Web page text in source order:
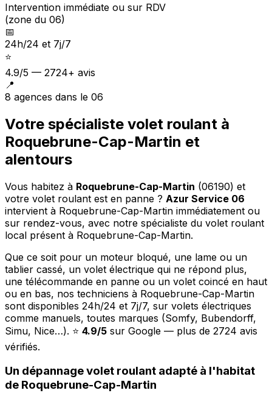
Intervention immédiate ou sur RDV
(zone du 06)
📅
24h/24 et 7j/7
⭐
4.9/5 — 2724+ avis
📍
8 agences dans le 06
Votre spécialiste volet roulant à
Roquebrune-Cap-Martin et
alentours
Vous habitez à Roquebrune-Cap-Martin (06190) et
votre volet roulant est en panne ? Azur Service 06
intervient à Roquebrune-Cap-Martin immédiatement ou
sur rendez-vous, avec notre spécialiste du volet roulant
local présent à Roquebrune-Cap-Martin.
Que ce soit pour un moteur bloqué, une lame ou un
tablier cassé, un volet électrique qui ne répond plus,
une télécommande en panne ou un volet coincé en haut
ou en bas, nos techniciens à Roquebrune-Cap-Martin
sont disponibles 24h/24 et 7j/7, sur volets électriques
comme manuels, toutes marques (Somfy, Bubendorff,
Simu, Nice…). ⭐ 4.9/5 sur Google — plus de 2724 avis
vérifiés.
Un dépannage volet roulant adapté à l'habitat
de Roquebrune-Cap-Martin